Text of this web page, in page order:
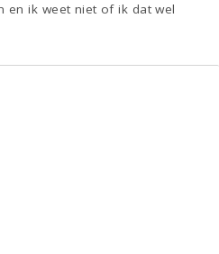
en ik weet niet of ik dat wel